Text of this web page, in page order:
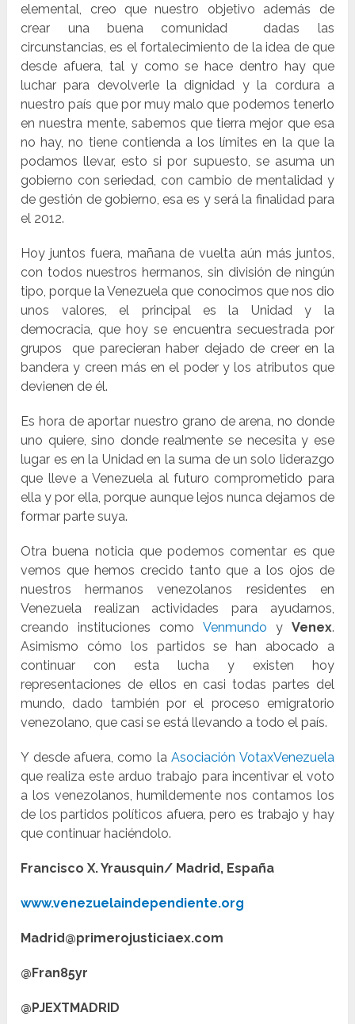
elemental, creo que nuestro objetivo además de
crear una buena comunidad dadas las
circunstancias, es el fortalecimiento de la idea de que
desde afuera, tal y como se hace dentro hay que
luchar para devolverle la dignidad y la cordura a
nuestro país que por muy malo que podemos tenerlo
en nuestra mente, sabemos que tierra mejor que esa
no hay, no tiene contienda a los límites en la que la
podamos llevar, esto si por supuesto, se asuma un
gobierno con seriedad, con cambio de mentalidad y
de gestión de gobierno, esa es y será la finalidad para
el 2012.
Hoy juntos fuera, mañana de vuelta aún más juntos,
con todos nuestros hermanos, sin división de ningún
tipo, porque la Venezuela que conocimos que nos dio
unos valores, el principal es la Unidad y la
democracia, que hoy se encuentra secuestrada por
grupos que parecieran haber dejado de creer en la
bandera y creen más en el poder y los atributos que
devienen de él.
Es hora de aportar nuestro grano de arena, no donde
uno quiere, sino donde realmente se necesita y ese
lugar es en la Unidad en la suma de un solo liderazgo
que lleve a Venezuela al futuro comprometido para
ella y por ella, porque aunque lejos nunca dejamos de
formar parte suya.
Otra buena noticia que podemos comentar es que
vemos que hemos crecido tanto que a los ojos de
nuestros hermanos venezolanos residentes en
Venezuela realizan actividades para ayudarnos,
creando instituciones como Venmundo y Venex.
Asimismo cómo los partidos se han abocado a
continuar con esta lucha y existen hoy
representaciones de ellos en casi todas partes del
mundo, dado también por el proceso emigratorio
venezolano, que casi se está llevando a todo el país.
Y desde afuera, como laAsociación VotaxVenezuela
que realiza este arduo trabajo para incentivar el voto
a los venezolanos, humildemente nos contamos los
de los partidos políticos afuera, pero es trabajo y hay
que continuar haciéndolo.
Francisco X. Yrausquin/ Madrid, España
www.venezuelaindependiente.org
Madrid@primerojusticiaex.com
@Fran85yr
@PJEXTMADRID